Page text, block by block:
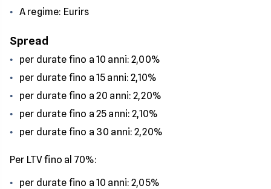
A regime: Eurirs
Spread
per durate fino a 10 anni: 2,00%
per durate fino a 15 anni: 2,10%
per durate fino a 20 anni: 2,20%
per durate fino a 25 anni: 2,10%
per durate fino a 30 anni: 2,20%
Per LTV fino al 70%:
per durate fino a 10 anni: 2,05%